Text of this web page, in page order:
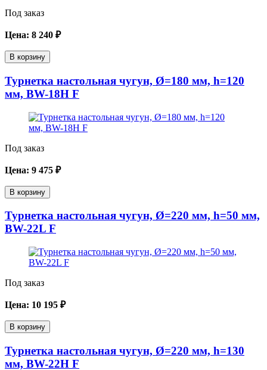
Под заказ
Цена: 8 240 ₽
В корзину
Турнетка настольная чугун, Ø=180 мм, h=120
мм, BW-18H F
Под заказ
Цена: 9 475 ₽
В корзину
Турнетка настольная чугун, Ø=220 мм, h=50 мм,
BW-22L F
Под заказ
Цена: 10 195 ₽
В корзину
Турнетка настольная чугун, Ø=220 мм, h=130
мм, BW-22H F